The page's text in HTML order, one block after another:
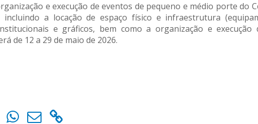
e execução de eventos de pequeno e médio porte do
incluindo a locação de espaço físico e infraestrutura
e gráficos, bem como a organização e
de 12 a 29 de maio de 2026.